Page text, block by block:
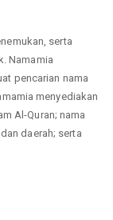
serta
Namamia
pencarian nama
menyediakan
Al-Quran; nama
daerah; serta